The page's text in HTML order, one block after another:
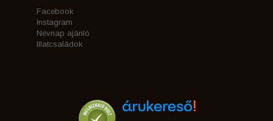
Facebook
Instagram
Névnap ajánló
Illatcsaládok